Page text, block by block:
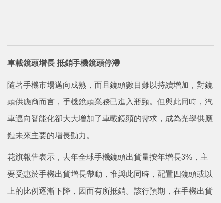
車載鏡頭增長 抵銷手機鏡頭停滯
隨著手機市場邁向成熟，而且鏡頭數目難以持續增加，對鏡
頭供應商而言，手機鏡頭業務已進入瓶頸。但與此同時，汽
車邁向智能化卻大大增加了車載鏡頭的需求，成為光學供應
鏈未來主要的增長動力。
花旗報告表示，去年全球手機鏡頭出貨量按年增長3%，主
要受惠於手機出貨增長帶動，惟與此同時，配置四鏡頭或以
上的比例逐漸下降，因而有所抵銷。該行預期，在手機出貨